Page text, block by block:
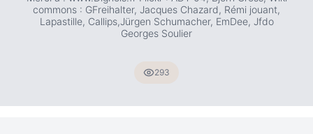
commons : GFreihalter, Jacques Chazard, Rémi jouant,
Lapastille, Callips,Jürgen Schumacher, EmDee, Jfdo
Georges Soulier
293